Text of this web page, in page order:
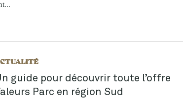
guide pour découvrir toute l’offre
Parc en région Sud